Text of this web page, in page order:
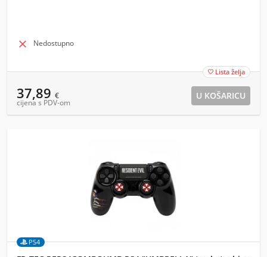
 Nedostupno
 Lista želja
37,89 €
cijena s PDV-om
PS4